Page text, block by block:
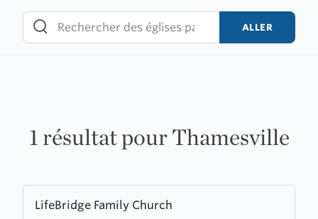
content
ALLER
1 résultat pour Thamesville
LifeBridge Family Church
more